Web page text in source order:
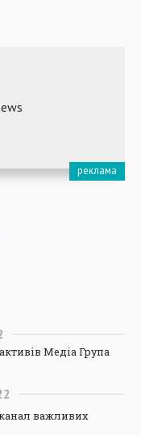
Медіа Група
важливих